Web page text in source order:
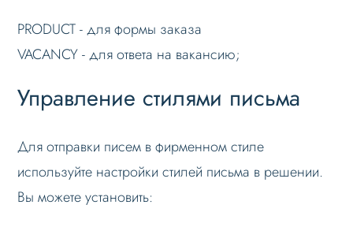
PRODUCT - для формы заказа
VACANCY - для ответа на вакансию;
Управление стилями письма
Для отправки писем в фирменном стиле
используйте настройки стилей письма в решении.
Вы можете установить: